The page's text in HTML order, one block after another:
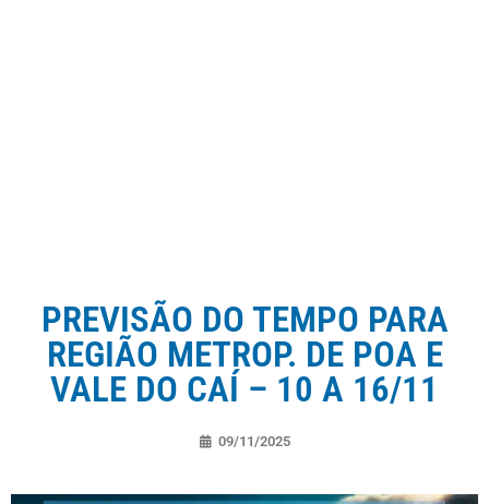
PREVISÃO DO TEMPO PARA
REGIÃO METROP. DE POA E
VALE DO CAÍ – 10 A 16/11
09/11/2025